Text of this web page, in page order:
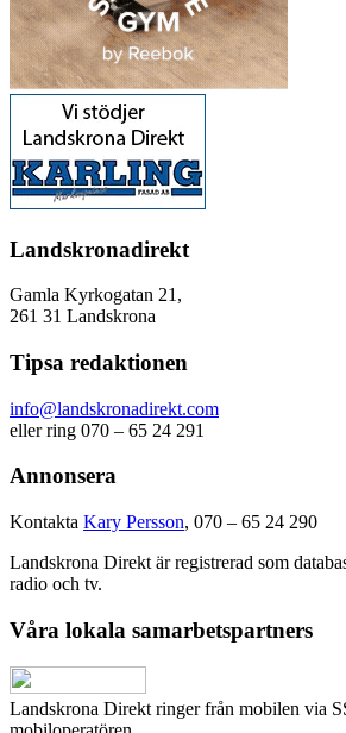
Landskronadirekt
Gamla Kyrkogatan 21,
261 31 Landskrona
Tipsa redaktionen
info@landskronadirekt.com
eller ring 070 – 65 24 291
Annonsera
Kontakta Kary Persson, 070 – 65 24 290
Landskrona Direkt är registrerad som
radio och tv.
Våra lokala samarbetspartners
Landskrona Direkt ringer från mobilen via